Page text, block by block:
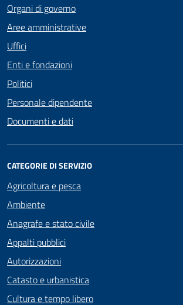
Organi di governo
Aree amministrative
Uffici
Enti e fondazioni
Politici
Personale dipendente
Documenti e dati
CATEGORIE DI SERVIZIO
Agricoltura e pesca
Ambiente
Anagrafe e stato civile
Appalti pubblici
Autorizzazioni
Catasto e urbanistica
Cultura e tempo libero